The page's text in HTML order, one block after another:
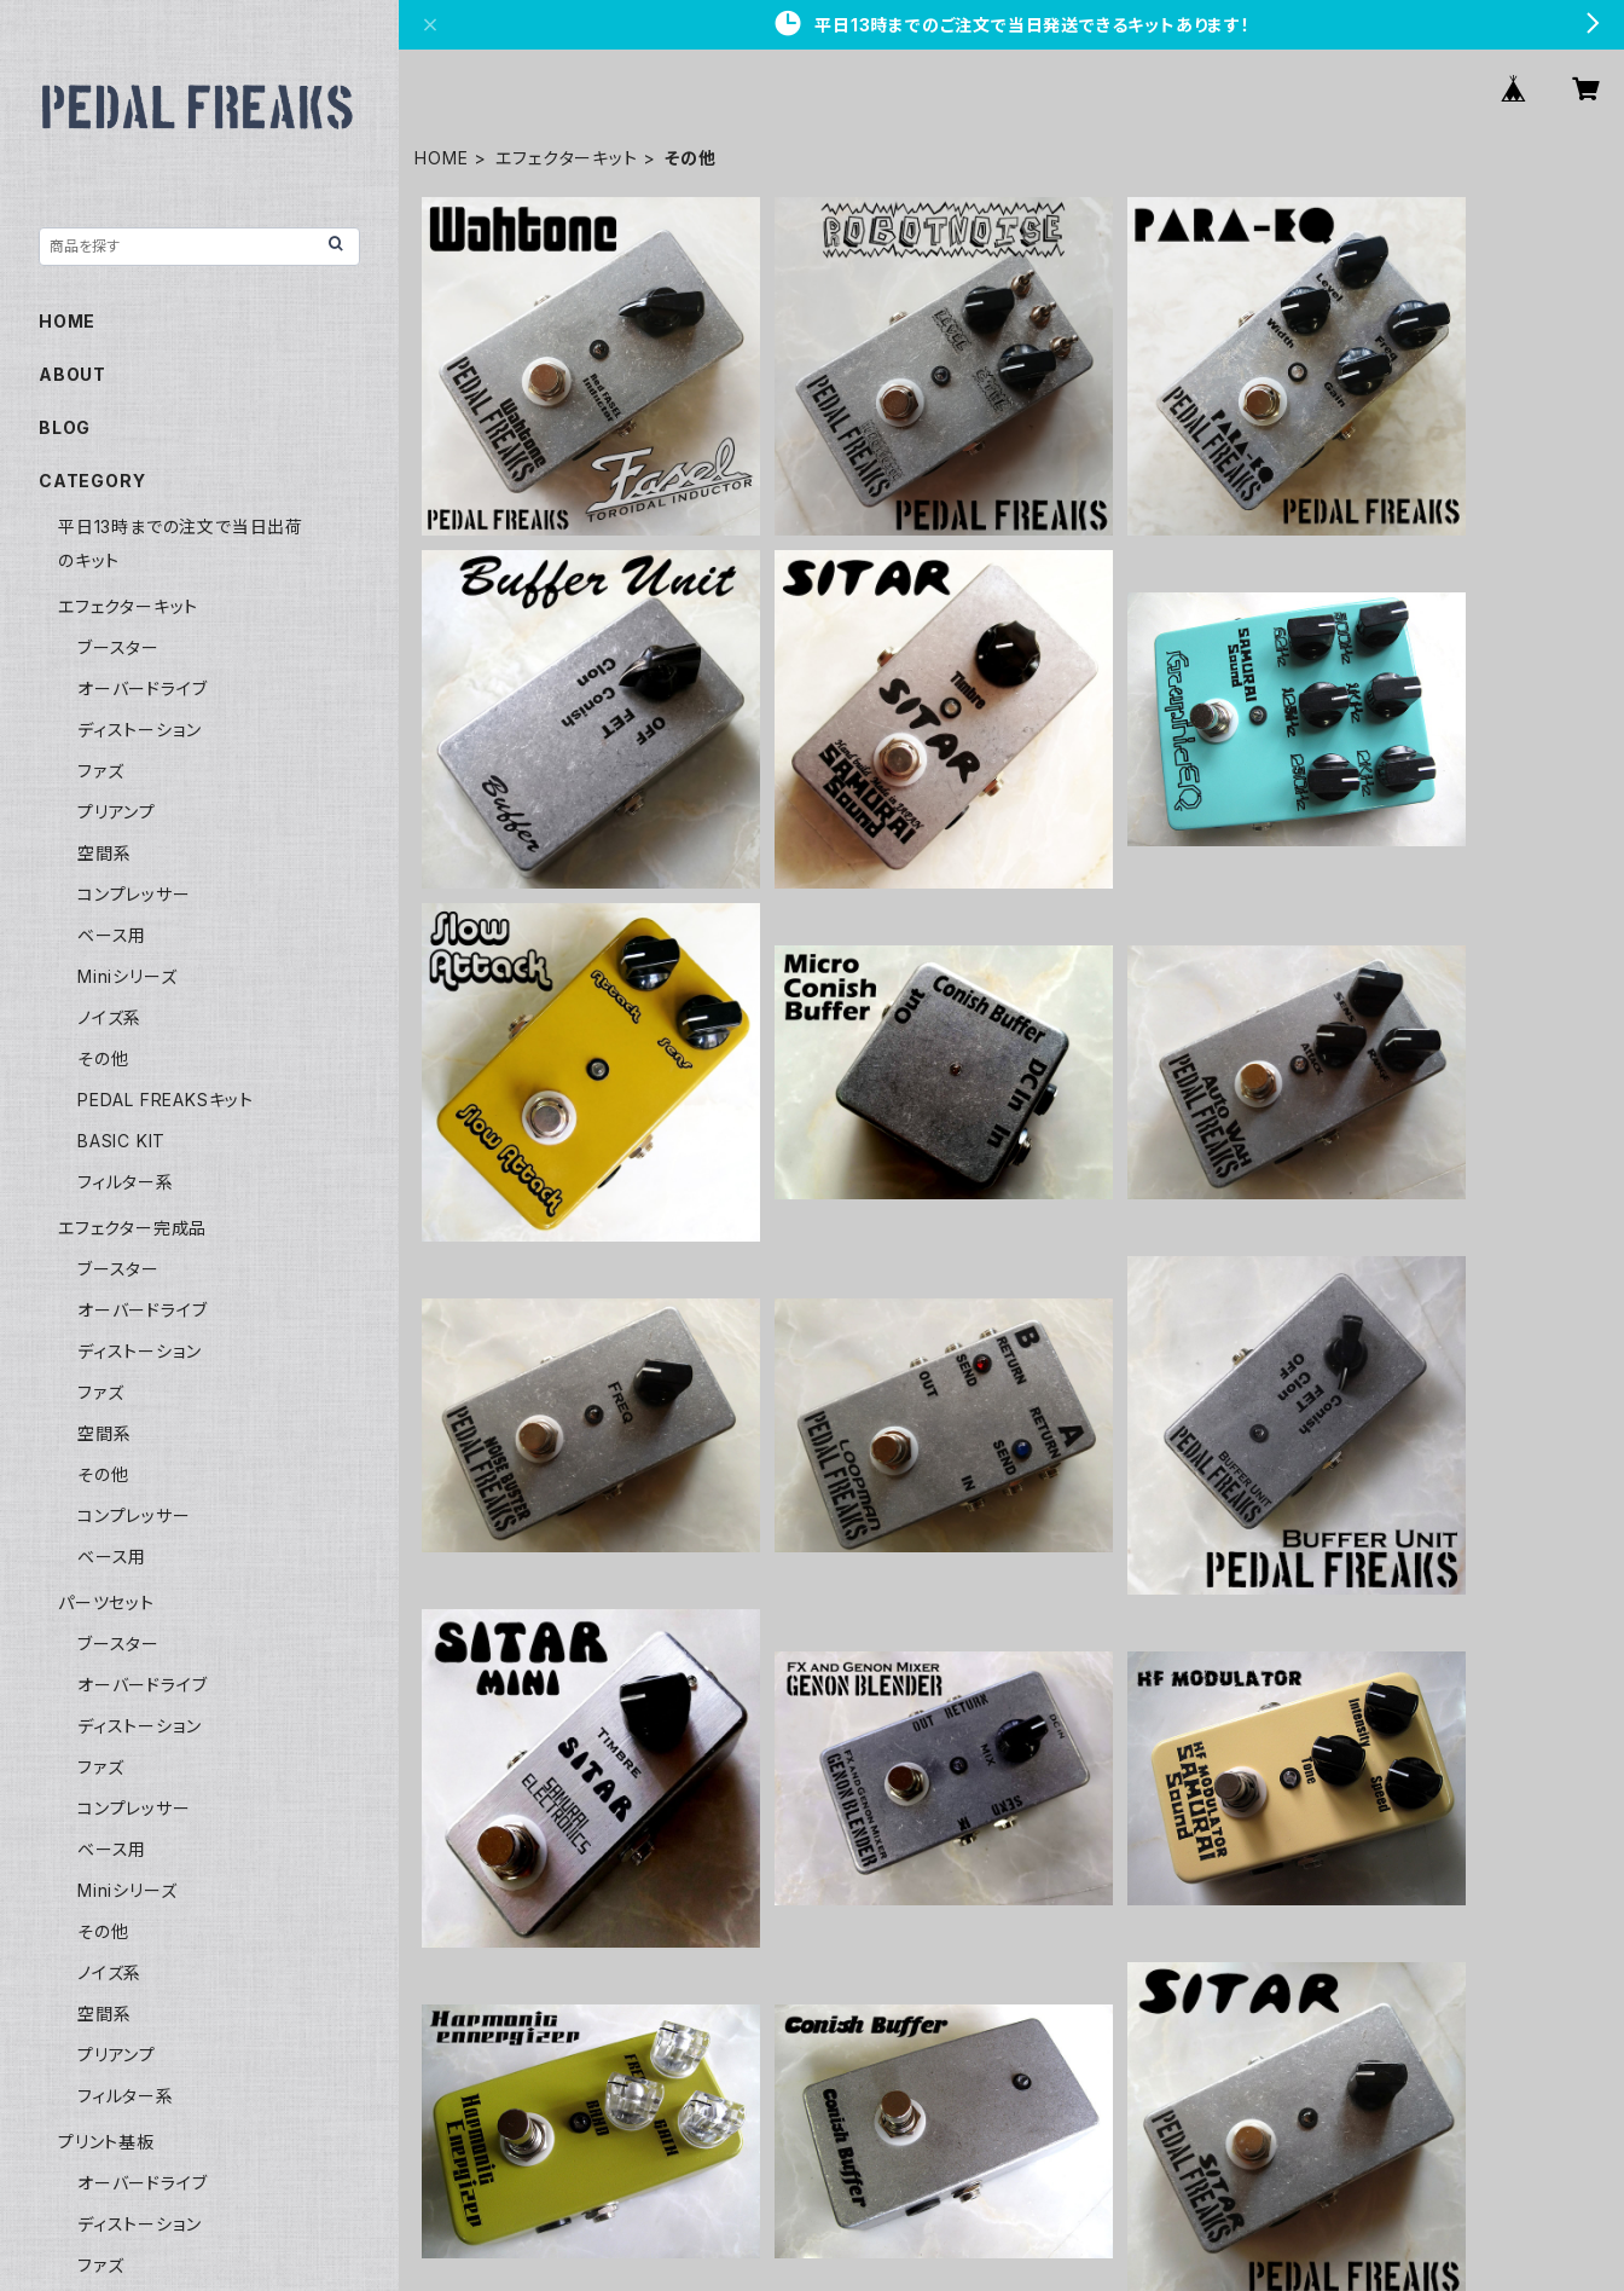
平日13時までのご注文で当日発送できるキットあります！
HOME エフェクターキット その他
WahToneキット/Fasel REDインダ
クター仕様【PEDAL FREAKS 】
¥7,700
Robot Noiseキット【PEDAL FREA
KS】
¥7,700
PARA-EQ キット【PEDAL FREAK
S】
¥7,700
Buffer Unitバッファーキット【BASI
C KIT】
¥4,800
Siter シタール系ファズ【BASIC KI
T】
¥6,500
Graphic EQキット【BASIC KIT】
¥7,800
Slow Attackキット【BASIC KIT】
¥6,800
Micro Conish Bufferバッファーキ
ット【BASIC KIT】
¥2,800
Auto Wah キット【PEDAL FREAK
S】
¥6,600
Noise Buster キット【PEDAL FRE
AKS】
¥7,150
PEDAL FREAKS Loopman 2Loop
キット
¥5,500
Buffer Unitキット【PEDAL FREAK
S】
¥5,500
Sitar Mini シタール風ファズキット
【BASIC KIT】
¥6,000
Genon Blender原音ブレンドキット
【BASIC KIT】
¥5,500
HF Modulatorキット【BASIC KIT】
¥5,800
Harmonic Energizerキット【BASI
C KIT】
Conish Buffer Pedal バッファーキ
ット【BASIC KIT】
¥4,000
Sitar シタール風サウンドキット【PED
AL FREAKS】
¥6,800
SOLD OUT
HOME
ABOUT
BLOG
CATEGORY
平日13時までの注文で当日出荷
のキット
エフェクターキット
ブースター
オーバードライブ
ディストーション
ファズ
プリアンプ
空間系
コンプレッサー
ベース用
Miniシリーズ
ノイズ系
その他
PEDAL FREAKSキット
BASIC KIT
フィルター系
エフェクター完成品
ブースター
オーバードライブ
ディストーション
ファズ
空間系
その他
コンプレッサー
ベース用
パーツセット
ブースター
オーバードライブ
ディストーション
ファズ
コンプレッサー
ベース用
Miniシリーズ
その他
ノイズ系
空間系
プリアンプ
フィルター系
プリント基板
オーバードライブ
ディストーション
ファズ